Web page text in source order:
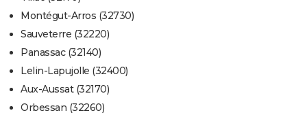
Montégut-Arros (32730)
Sauveterre (32220)
Panassac (32140)
Lelin-Lapujolle (32400)
Aux-Aussat (32170)
Orbessan (32260)